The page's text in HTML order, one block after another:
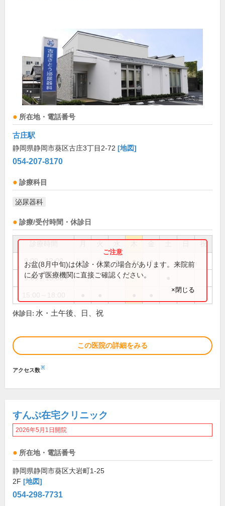
所在地・電話番号
古庄駅
静岡県静岡市葵区古庄3丁目2-72 [地図]
054-207-8170
診療科目
泌尿器科
診療/受付時間・休診日
祝
9:00～12:00 ● ● ● ● ●
9:00～13:00
お盆(8月中旬)は休診・休業の場合があります。来院前
に必ず医療機関に直接ご確認ください。
×閉じる
休診日: 水・土午後、日、祝
この医院の詳細をみる
アクセス数※
すんぷ在宅クリニック
2026年5月1日開院
所在地・電話番号
静岡県静岡市葵区大岩町1-25
2F [地図]
054-298-7731